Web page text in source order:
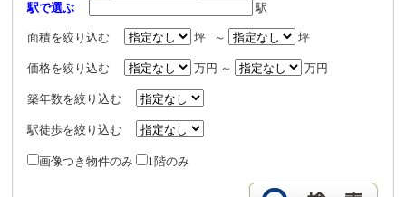
駅で選ぶ
駅
面積を絞り込む 坪 ～ 坪
価格を絞り込む 万円 ～ 万円
築年数を絞り込む
駅徒歩を絞り込む
画像つき物件のみ 1階のみ